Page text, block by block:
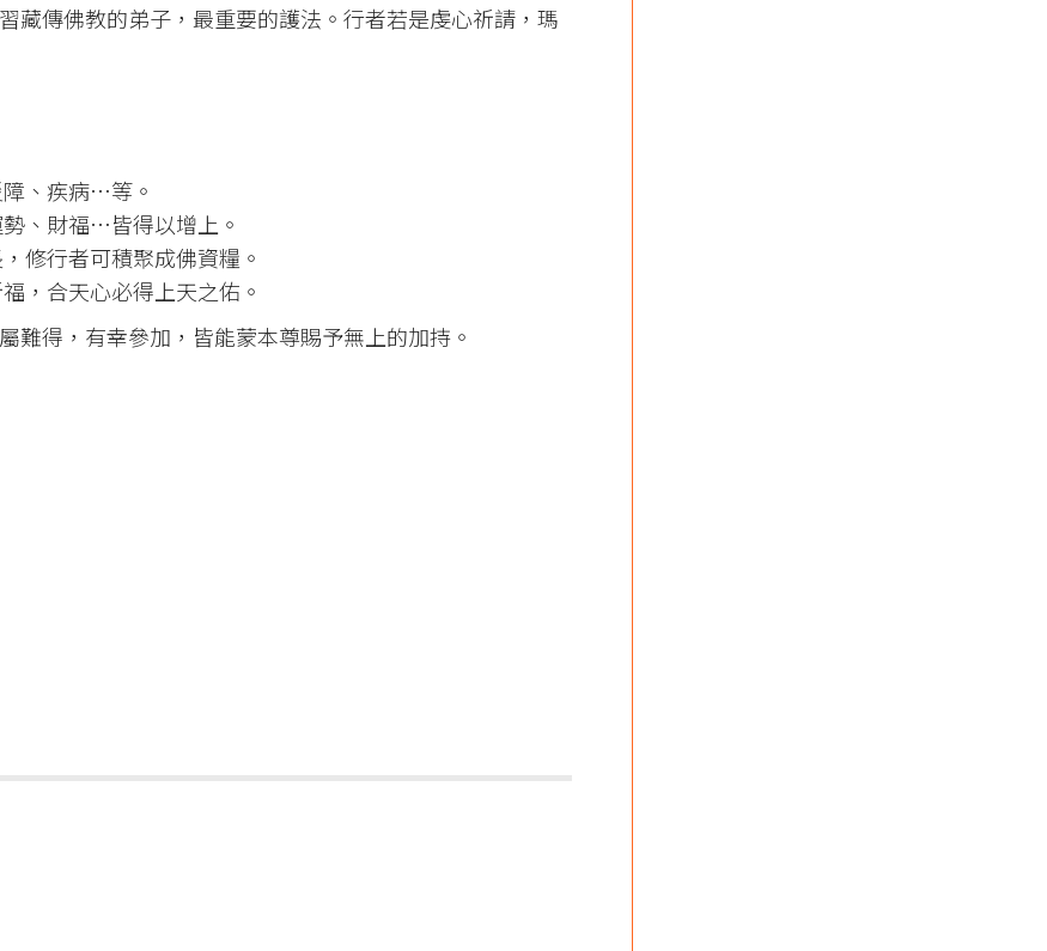
藏傳佛教的弟子，最重要的護法。行者若是虔心祈請，瑪
、疾病…等。
、財福…皆得以增上。
修行者可積聚成佛資糧。
，合天心必得上天之佑。
難得，有幸參加，皆能蒙本尊賜予無上的加持。